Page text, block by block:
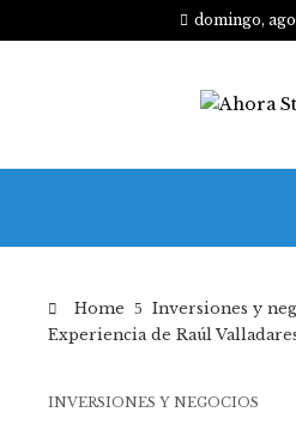
domingo,
Home
Inversiones y
Experiencia de Raúl
INVERSIONES Y NEGOCIOS